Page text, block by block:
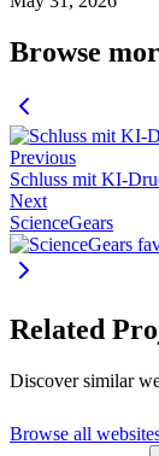
Browse
Previous
Schluss mit KI-
Next
ScienceGears
Related
Discover similar
Browse all